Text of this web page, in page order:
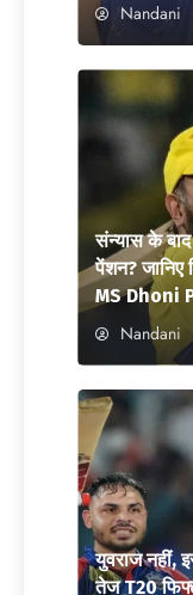
Nandani
संन्यास के बाद
पेंशन? जानिए
MS Dhoni
Nandani
युवराज नहीं,
तेज T20